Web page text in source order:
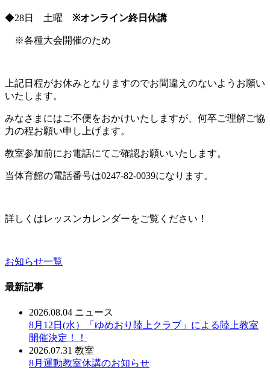
◆28日 土曜 ※オンライン終日休講
※各種大会開催のため
上記日程がお休みとなりますのでお間違えのないようお願い
いたします。
みなさまにはご不便をおかけいたしますが、何卒ご理解ご協
力の程お願い申し上げます。
教室参加前にお電話にてご確認お願いいたします。
当体育館の電話番号は0247-82-0039になります。
詳しくはレッスンカレンダーをご覧ください！
お知らせ一覧
最新記事
2026.08.04 ニュース
8月12日(水）「ゆめおり陸上クラブ」による陸上教室
開催決定！！
2026.07.31 教室
8月運動教室休講のお知らせ